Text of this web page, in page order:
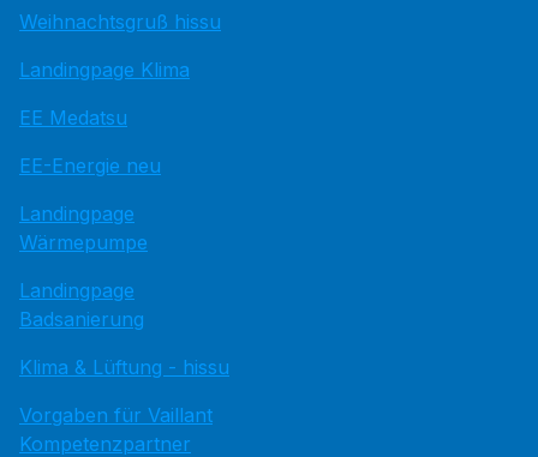
Weihnachtsgruß hissu
Landingpage Klima
EE Medatsu
EE-Energie neu
Landingpage
Wärmepumpe
Landingpage
Badsanierung
Klima & Lüftung - hissu
Vorgaben für Vaillant
Kompetenzpartner